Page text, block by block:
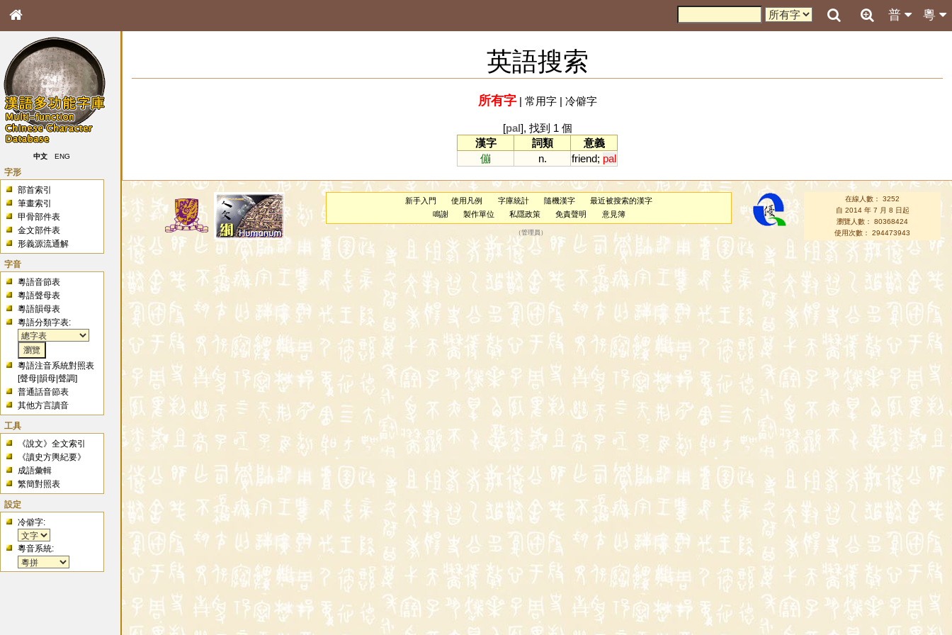
粵
普
中文 ENG
字形
部首索引
筆畫索引
甲骨部件表
金文部件表
形義源流通解
字音
粵語音節表
粵語聲母表
粵語韻母表
粵語分類字表:
粵語注音系統對照表
[聲母 |韻母 |聲調]
普通話音節表
其他方言讀音
工具
《說文》全文索引
《讀史方輿紀要》
成語彙輯
繁簡對照表
設定
冷僻字:
粵音系統:
英語搜索
所有字| 常用字| 冷僻字
[pal], 找到 1 個
漢字
詞類
意義
傰
n. friend; pal
新手入門 使用凡例 字庫統計 隨機漢字
最近被搜索的漢字
鳴謝
製作單位 私隱政策 免責聲明 意見簿
（管理員 ）
在線人數： 3252
自 2014 年 7 月 8 日起
瀏覽人數： 80368424
使用次數： 294473943